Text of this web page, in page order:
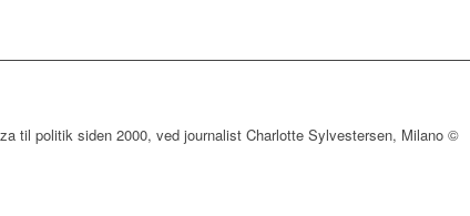
til politik siden 2000, ved journalist Charlotte Sylvestersen, Milano ©